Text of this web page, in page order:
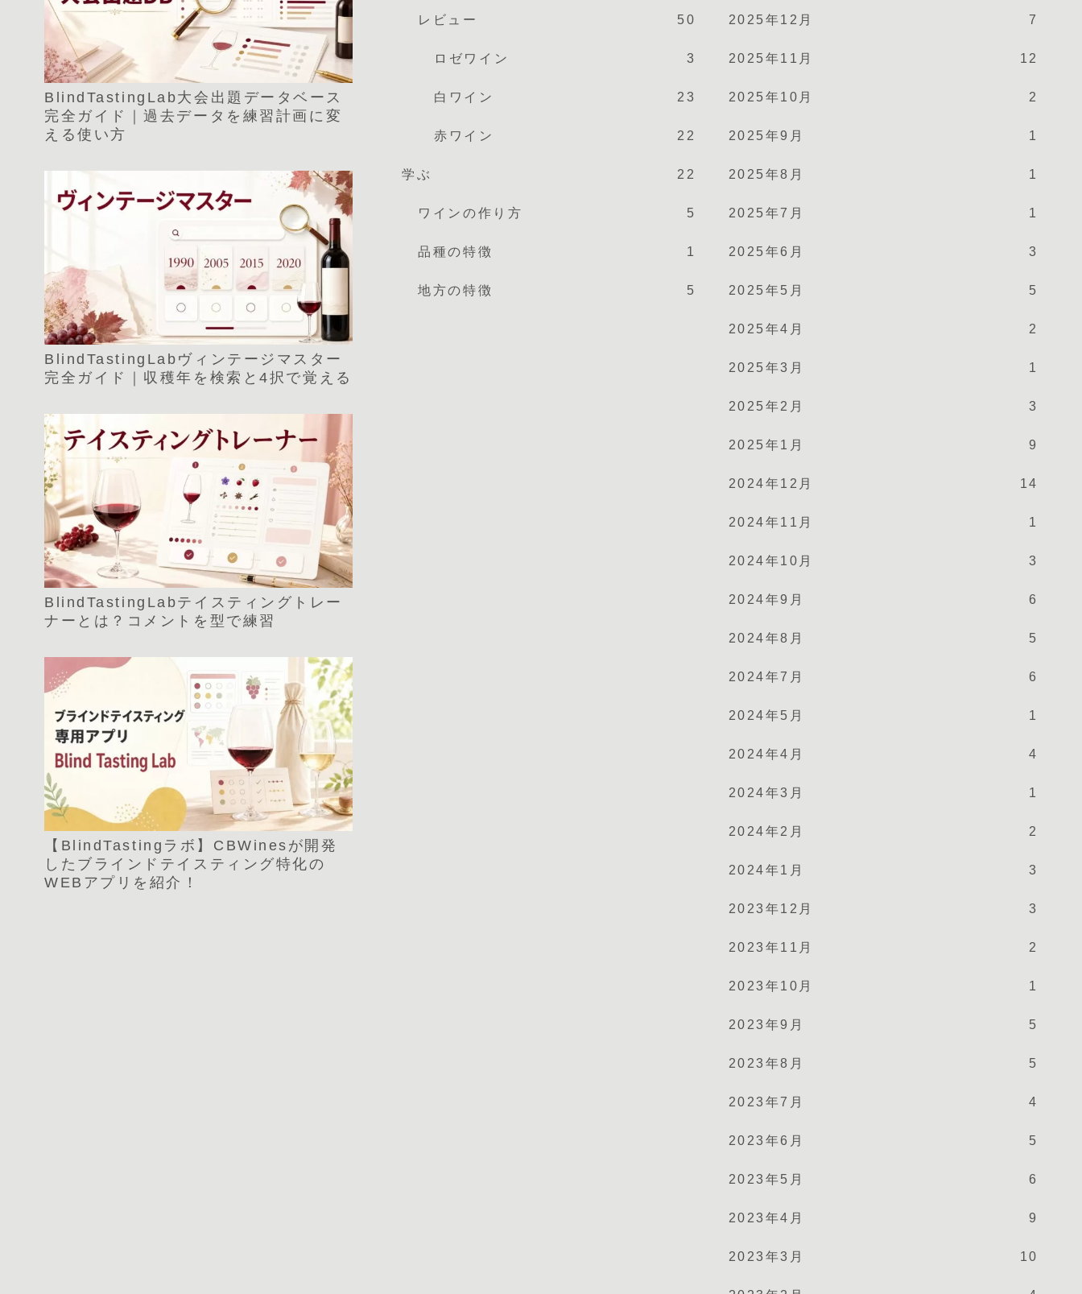
BlindTastingLab大会出題データベース
完全ガイド｜過去データを練習計画に変
える使い方
BlindTastingLabヴィンテージマスター
完全ガイド｜収穫年を検索と4択で覚える
BlindTastingLabテイスティングトレー
ナーとは？コメントを型で練習
【BlindTastingラボ】CBWinesが開発
したブラインドテイスティング特化の
WEBアプリを紹介！
レビュー 50
ロゼワイン 3
白ワイン 23
赤ワイン 22
学ぶ 22
ワインの作り方 5
品種の特徴 1
地方の特徴 5
2025年12月 7
2025年11月 12
2025年10月 2
2025年9月 1
2025年8月 1
2025年7月 1
2025年6月 3
2025年5月 5
2025年4月 2
2025年3月 1
2025年2月 3
2025年1月 9
2024年12月 14
2024年11月 1
2024年10月 3
2024年9月 6
2024年8月 5
2024年7月 6
2024年5月 1
2024年4月 4
2024年3月 1
2024年2月 2
2024年1月 3
2023年12月 3
2023年11月 2
2023年10月 1
2023年9月 5
2023年8月 5
2023年7月 4
2023年6月 5
2023年5月 6
2023年4月 9
2023年3月 10